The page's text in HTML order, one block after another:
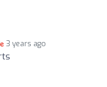
3 years ago